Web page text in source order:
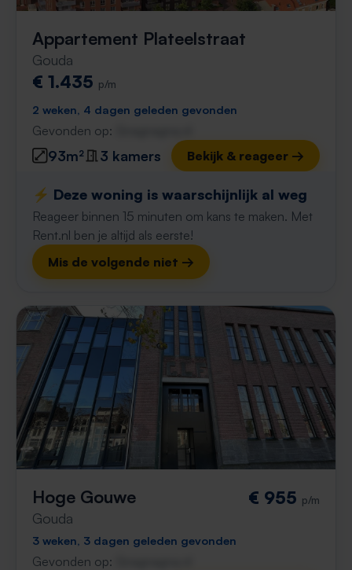
Appartement Plateelstraat
Gouda
€ 1.435 p/m
2 weken, 4 dagen geleden gevonden
Gevonden op:
93m² 3 kamers Bekijk & reageer →
⚡️ Deze woning is waarschijnlijk al weg
Reageer binnen 15 minuten om kans te maken. Met
Rent.nl ben je altijd als eerste!
Mis de volgende niet →
Hoge Gouwe
Gouda
€ 955 p/m
3 weken, 3 dagen geleden gevonden
Gevonden op: